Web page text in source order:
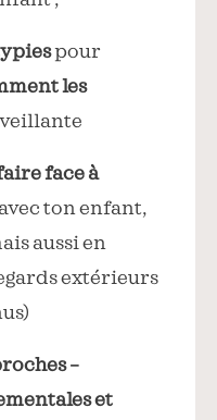
pour
les
face à
ton enfant,
aussi en
extérieurs
–
et